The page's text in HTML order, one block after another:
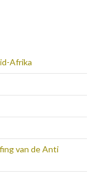
Afrika
van de Anti